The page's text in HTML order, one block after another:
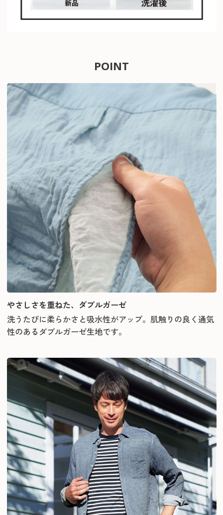
POINT
やさしさを重ねた、ダブルガーゼ
洗うたびに柔らかさと吸水性がアップ。肌触りの良く通気
性のあるダブルガーゼ生地です。